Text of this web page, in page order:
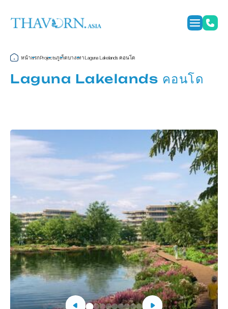
หน้าแรกProjectsภูเก็ตบางเทาLaguna Lakelands คอนโด
Laguna Lakelands คอนโด